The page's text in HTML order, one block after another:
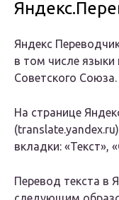
Яндекс
в том числе
Советского Союза.
На странице
вкладки: «Текст»,
Перевод текста в